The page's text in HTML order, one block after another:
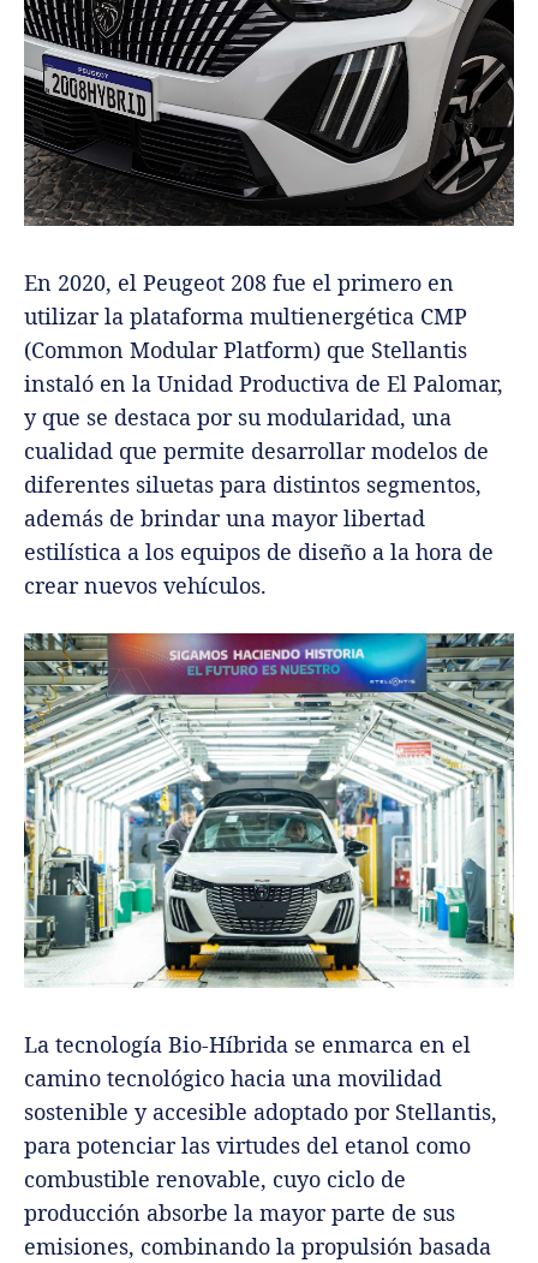
En 2020, el Peugeot 208 fue el primero en
utilizar la plataforma multienergética CMP
(Common Modular Platform) que Stellantis
instaló en la Unidad Productiva de El Palomar,
y que se destaca por su modularidad, una
cualidad que permite desarrollar modelos de
diferentes siluetas para distintos segmentos,
además de brindar una mayor libertad
estilística a los equipos de diseño a la hora de
crear nuevos vehículos.
La tecnología Bio-Híbrida se enmarca en el
camino tecnológico hacia una movilidad
sostenible y accesible adoptado por Stellantis,
para potenciar las virtudes del etanol como
combustible renovable, cuyo ciclo de
producción absorbe la mayor parte de sus
emisiones, combinando la propulsión basada